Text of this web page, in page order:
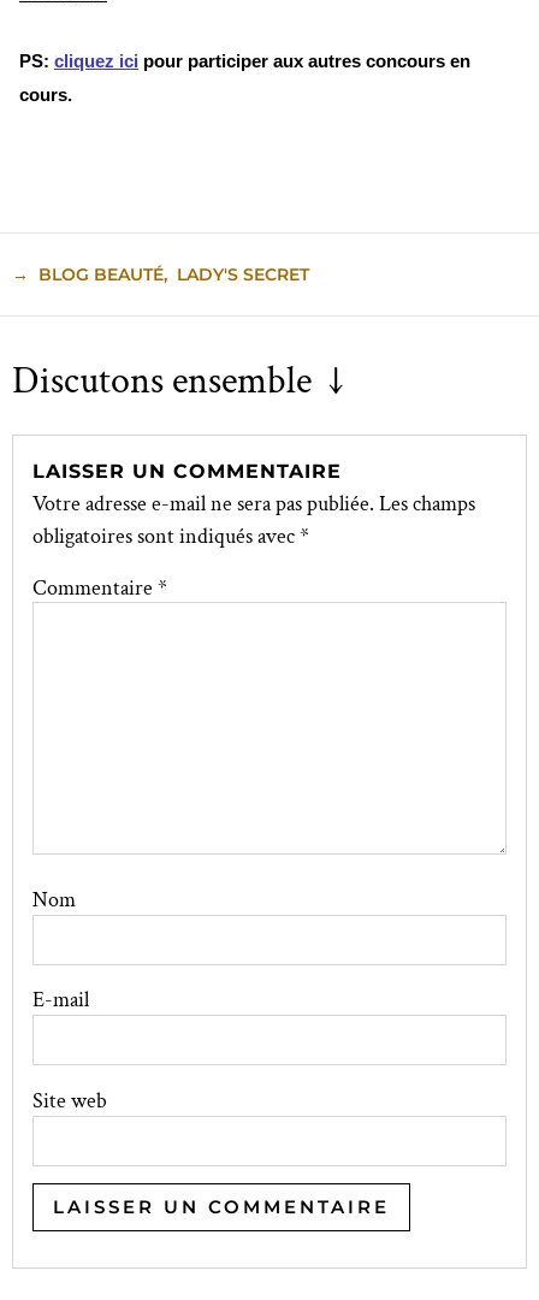
PS: cliquez ici pour participer aux autres concours en
cours.
→ BLOG BEAUTÉ, LADY'S SECRET
Discutons ensemble ↓
LAISSER UN COMMENTAIRE
Votre adresse e-mail ne sera pas publiée. Les champs
obligatoires sont indiqués avec*
Commentaire *
Nom
E-mail
Site web